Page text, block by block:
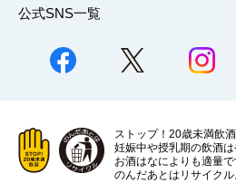
公式SNS一覧
ストップ！20歳未満飲酒
妊娠中や授乳期の飲酒は
お酒はなによりも適量で
のんだあとはリサイクル